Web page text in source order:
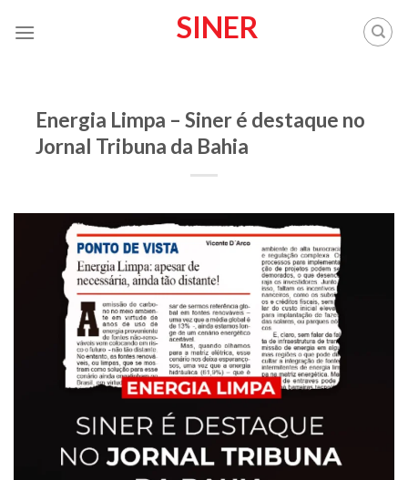
SINER
Energia Limpa – Siner é destaque no
Jornal Tribuna da Bahia